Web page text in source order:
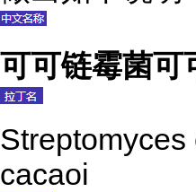
可可链霉菌可
cacaoi